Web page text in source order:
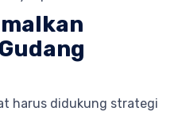
harus didukung strategi